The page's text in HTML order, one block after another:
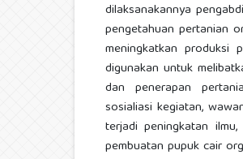
dilaksanakannya
pengetahuan pertanian
meningkatkan produksi
digunakan untuk
dan penerapan
sosialiasi kegiatan,
terjadi peningkatan
pembuatan pupuk cair